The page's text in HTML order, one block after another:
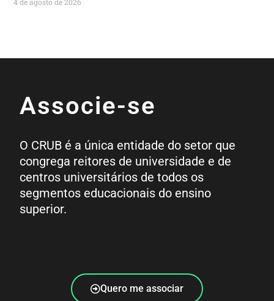
Associe-se
O CRUB é a única entidade do setor que
congrega reitores de universidade e de
centros universitários de todos os
segmentos educacionais do ensino
superior.
Quero me associar